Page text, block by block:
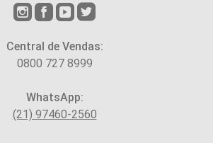
Central de Vendas:
0800 727 8999
WhatsApp:
(21) 97460-2560